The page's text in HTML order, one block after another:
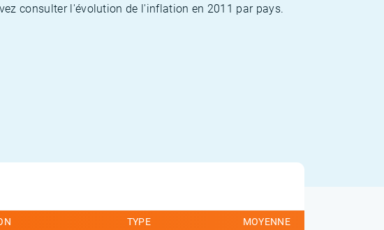
consulter l'évolution de l'inflation en 2011 par pays.
TYPE MOYENNE